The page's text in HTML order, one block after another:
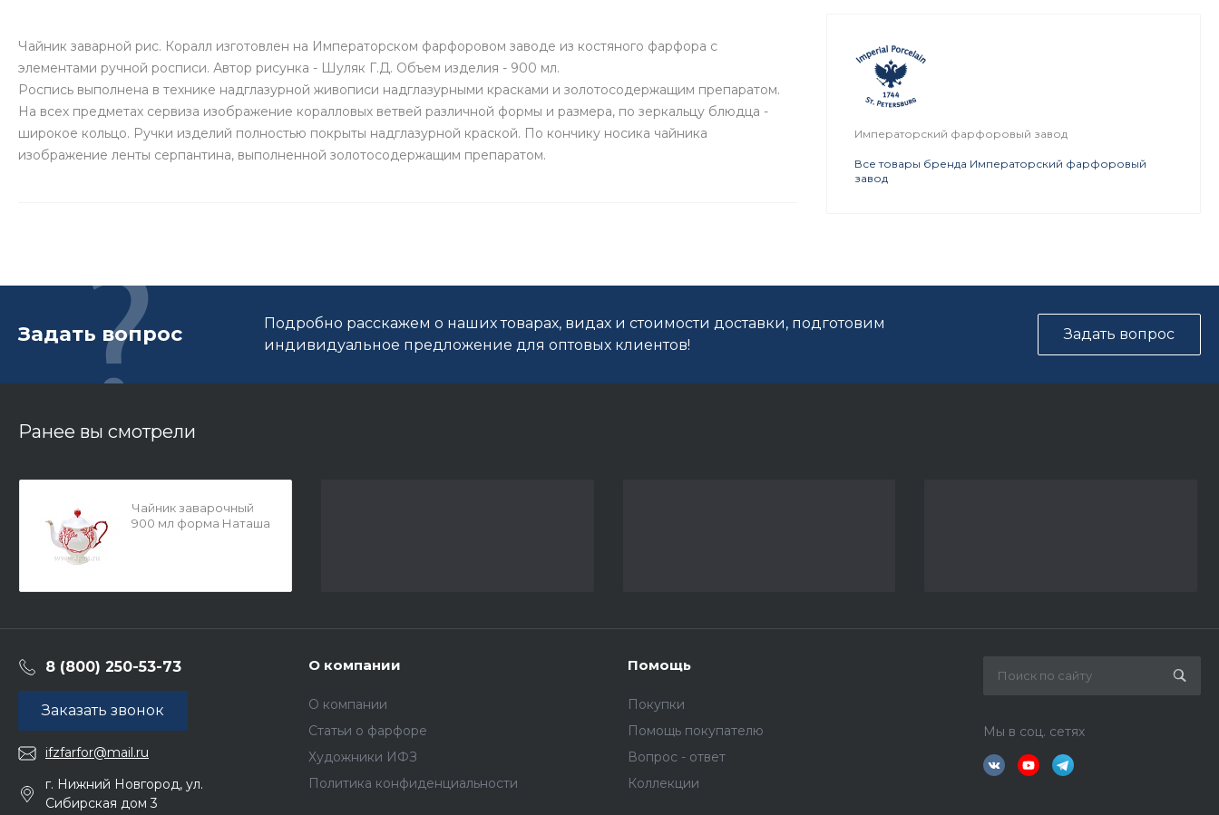
Чайник заварной рис. Коралл изготовлен на Императорском фарфоровом заводе из костяного фарфора с
элементами ручной росписи. Автор рисунка - Шуляк Г.Д. Объем изделия - 900 мл.
Роспись выполнена в технике надглазурной живописи надглазурными красками и золотосодержащим препаратом.
На всех предметах сервиза изображение коралловых ветвей различной формы и размера, по зеркальцу блюдца -
широкое кольцо. Ручки изделий полностью покрыты надглазурной краской. По кончику носика чайника
изображение ленты серпантина, выполненной золотосодержащим препаратом.
Императорский фарфоровый завод
Все товары бренда Императорский фарфоровый
завод
Задать вопрос
Подробно расскажем о наших товарах, видах и стоимости доставки, подготовим
индивидуальное предложение для оптовых клиентов!
Задать вопрос
Ранее вы смотрели
Чайник заварочный
900 мл форма Наташа
8 (800) 250-53-73
Заказать звонок
ifzfarfor@mail.ru
г. Нижний Новгород, ул.
Сибирская дом 3
О компании
О компании
Статьи о фарфоре
Художники ИФЗ
Политика конфиденциальности
Помощь
Покупки
Помощь покупателю
Вопрос - ответ
Коллекции
Мы в соц. сетях